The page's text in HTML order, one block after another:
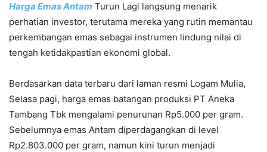
Harga Emas Antam Turun Lagi langsung menarik
perhatian investor, terutama mereka yang rutin memantau
perkembangan emas sebagai instrumen lindung nilai di
tengah ketidakpastian ekonomi global.
Berdasarkan data terbaru dari laman resmi Logam Mulia,
Selasa pagi, harga emas batangan produksi PT Aneka
Tambang Tbk mengalami penurunan Rp5.000 per gram.
Sebelumnya emas Antam diperdagangkan di level
Rp2.803.000 per gram, namun kini turun menjadi